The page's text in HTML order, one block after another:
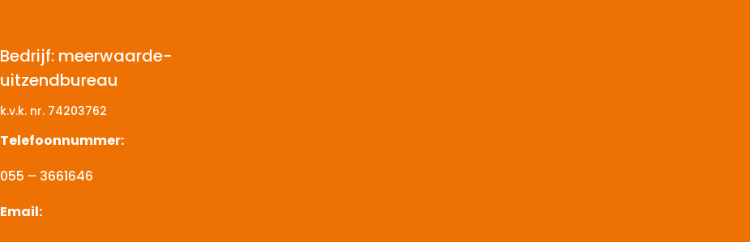
Bedrijf: meerwaarde-
uitzendbureau
k.v.k. nr.74203762
Telefoonnummer:
055 – 3661646
Email: